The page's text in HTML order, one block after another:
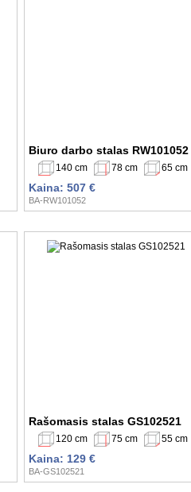
Biuro darbo stalas RW101052
140 cm 78 cm 65 cm
Kaina: 507 €
BA-RW101052
Rašomasis stalas GS102521
120 cm 75 cm 55 cm
Kaina: 129 €
BA-GS102521